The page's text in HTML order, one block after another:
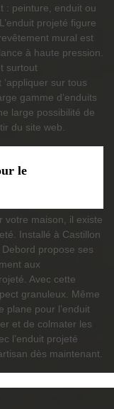
: peinture, enduit ou
projeté figure
mural est
à haute pression.
surtout
‘appliquer sur tous
gamme d’enduits
large possibilité de
du site web.
le
votre maison, il existe
Installé à Castillon
propose ses
aux
Avec cette
granuleux. Même
plane pour l’enduit
et de colmater les
l’enduit projeté
dès maintenant.